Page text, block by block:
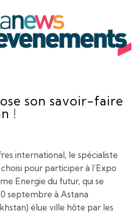
son savoir-faire
!
international, le spécialiste
pour participer à l’Expo
Energie du futur, qui se
septembre à Astana
élue ville hôte par les